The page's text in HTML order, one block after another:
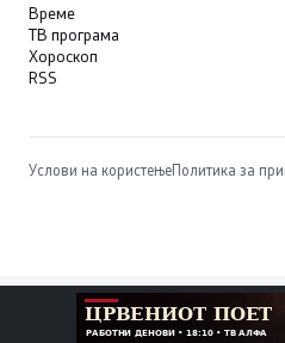
Време
ТВ програма
Хороскоп
RSS
Услови на користењеПолитика за